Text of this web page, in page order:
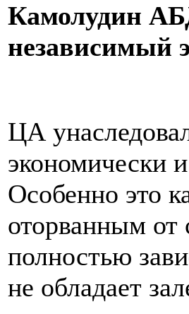
Камолудин
независимый
ЦА
экономически
Особенно это
оторванным от
полностью
не обладает